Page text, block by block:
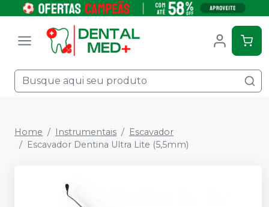
Home Instrumentais
Escavador
Escavador Dentina Ultra Lite (5,5mm)